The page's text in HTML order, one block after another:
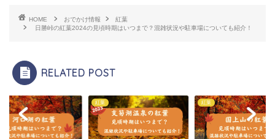
HOME おでかけ情報
紅葉
日勝峠の紅葉2024の見頃時期はいつまで？混雑状況や駐車場についても紹介！
RELATED POST
紅葉 紅葉